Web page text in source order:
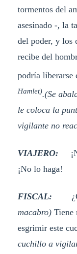
tormentos del
asesinado -, la
del poder, y los
recibe del
podría liberarse
Hamlet).(Se
le coloca la
vigilante no
VIAJERO:
¡No lo haga!
FISCAL:
macabro)Tiene
esgrimir este
cuchillo a